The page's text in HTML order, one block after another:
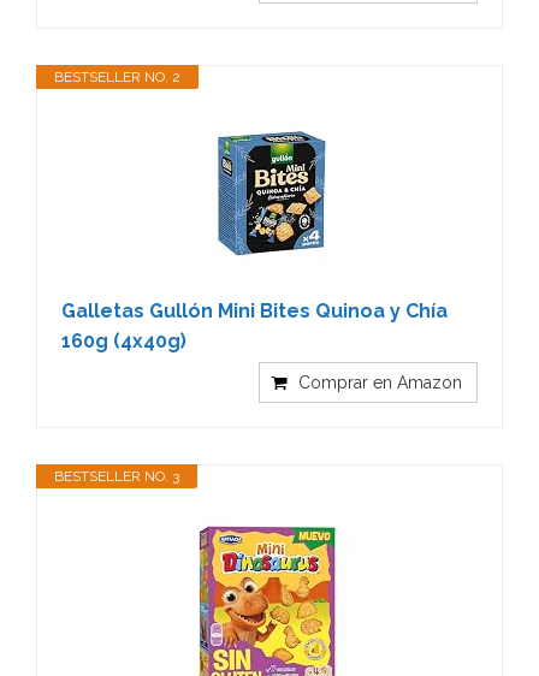
BESTSELLER NO. 2
Galletas Gullón Mini Bites Quinoa y Chía
160g (4x40g)
Comprar en Amazon
BESTSELLER NO. 3